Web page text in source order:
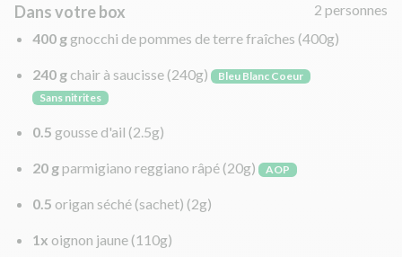
Dans votre box
2 personnes
400 g gnocchi de pommes de terre fraîches (400g)
240 g chair à saucisse (240g)
Bleu Blanc Coeur
Sans nitrites
0.5 gousse d'ail (2.5g)
20 gparmigiano reggiano râpé (20g) AOP
0.5 origan séché (sachet) (2g)
1x oignon jaune (110g)